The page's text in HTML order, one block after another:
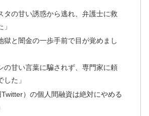
の甘い誘惑から逃れ、弁護士に救
と闇金の一歩手前で目が覚めまし
甘い言葉に騙されず、専門家に頼
した」
）の個人間融資は絶対にやめる